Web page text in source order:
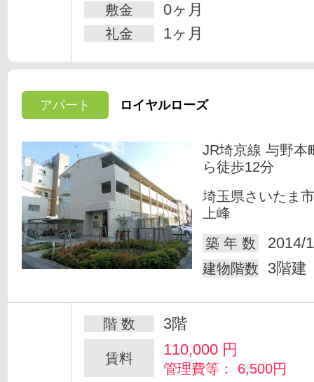
敷金 0ヶ月
礼金 1ヶ月
アパート ロイヤルローズ
JR埼京線 与野本
ら徒歩12分
埼玉県さいたま
上峰
築 年 数
2014/
建物階数 3階建
階 数 3階
賃料 110,000 円
管理費等： 6,500円